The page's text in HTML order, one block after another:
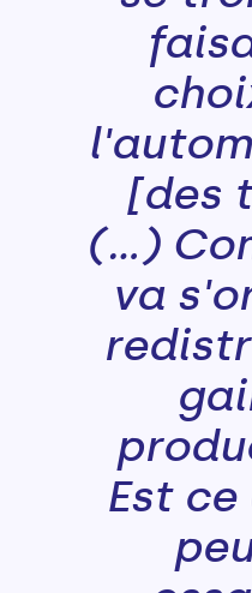
[des
(...)
va
Est